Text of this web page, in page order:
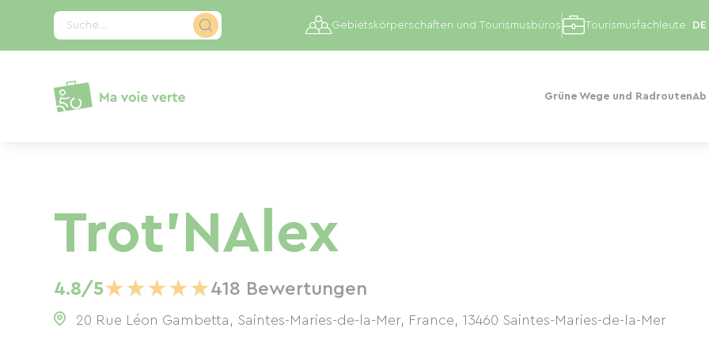
Suche...
Grüne Wege und Radrouten
Gebietskörperschaften und Tourismusbüros Tourismusfachleute
Trot'NAlex
4.8/5★★★★★418 Bewertungen
20 Rue Léon Gambetta, Saintes-Maries-de-la-Mer, France, 13460 Saintes-Maries-de-la-Mer
Cookie-Einstellungen